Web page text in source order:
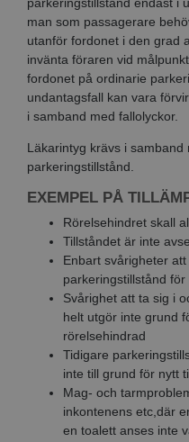
man som passagerare
utanför fordonet i den grad
invänta föraren vid
fordonet på ordinarie
undantagsfall kan vara
i samband med fallolyckor.
Läkarintyg krävs i samband
parkeringstillstånd.
EXEMPEL PÅ
Rörelsehindret skall
Tillståndet är inte
Enbart svårigheter
parkeringstillstånd
Svårighet att ta sig i
helt utgör inte grund
rörelsehindrad
Tidigare
inte till grund för nytt
Mag- och
inkontenens etc,där
en toalett anses inte